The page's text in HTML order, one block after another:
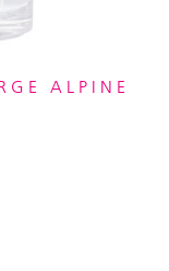
ALPINE